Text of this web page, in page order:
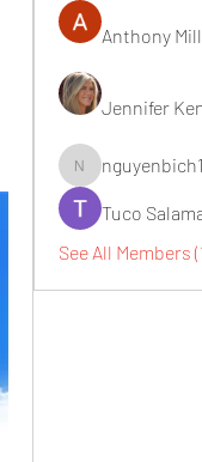
Anthony
Jennifer
nguyenbich13697
Tuco
See All Members